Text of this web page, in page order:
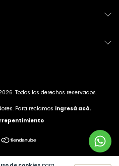
Todos los derechos reservados.
Para reclamos ingresá acá.